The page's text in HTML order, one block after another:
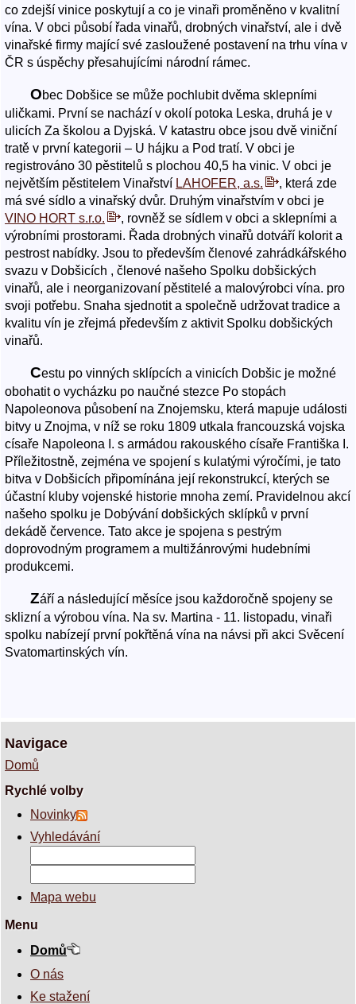
co zdejší vinice poskytují a co je vinaři proměněno v kvalitní
vína. V obci působí řada vinařů, drobných vinařství, ale i dvě
vinařské firmy mající své zasloužené postavení na trhu vína v
ČR s úspěchy přesahujícími národní rámec.
Obec Dobšice se může pochlubit dvěma sklepními
uličkami. První se nachází v okolí potoka Leska, druhá je v
ulicích Za školou a Dyjská. V katastru obce jsou dvě viniční
tratě v první kategorii – U hájku a Pod tratí. V obci je
registrováno 30 pěstitelů s plochou 40,5 ha vinic. V obci je
největším pěstitelem Vinařství LAHOFER, a.s.
, která zde
má své sídlo a vinařský dvůr. Druhým vinařstvím v obci je
VINO HORT s.r.o.
, rovněž se sídlem v obci a sklepními a
výrobními prostorami. Řada drobných vinařů dotváří kolorit a
pestrost nabídky. Jsou to především členové zahrádkářského
svazu v Dobšicích , členové našeho Spolku dobšických
vinařů, ale i neorganizovaní pěstitelé a malovýrobci vína. pro
svoji potřebu. Snaha sjednotit a společně udržovat tradice a
kvalitu vín je zřejmá především z aktivit Spolku dobšických
vinařů.
Cestu po vinných sklípcích a vinicích Dobšic je možné
obohatit o vycházku po naučné stezce Po stopách
Napoleonova působení na Znojemsku, která mapuje události
bitvy u Znojma, v níž se roku 1809 utkala francouzská vojska
císaře Napoleona I. s armádou rakouského císaře Františka I.
Příležitostně, zejména ve spojení s kulatými výročími, je tato
bitva v Dobšicích připomínána její rekonstrukcí, kterých se
účastní kluby vojenské historie mnoha zemí. Pravidelnou akcí
našeho spolku je Dobývání dobšických sklípků v první
dekádě července. Tato akce je spojena s pestrým
doprovodným programem a multižánrovými hudebními
produkcemi.
Září a následující měsíce jsou každoročně spojeny se
sklizní a výrobou vína. Na sv. Martina - 11. listopadu, vinaři
spolku nabízejí první pokřtěná vína na návsi při akci Svěcení
Svatomartinských vín.
Navigace
Domů
Rychlé volby
Novinky
Vyhledávání
Mapa webu
Menu
Domů
O nás
Ke stažení